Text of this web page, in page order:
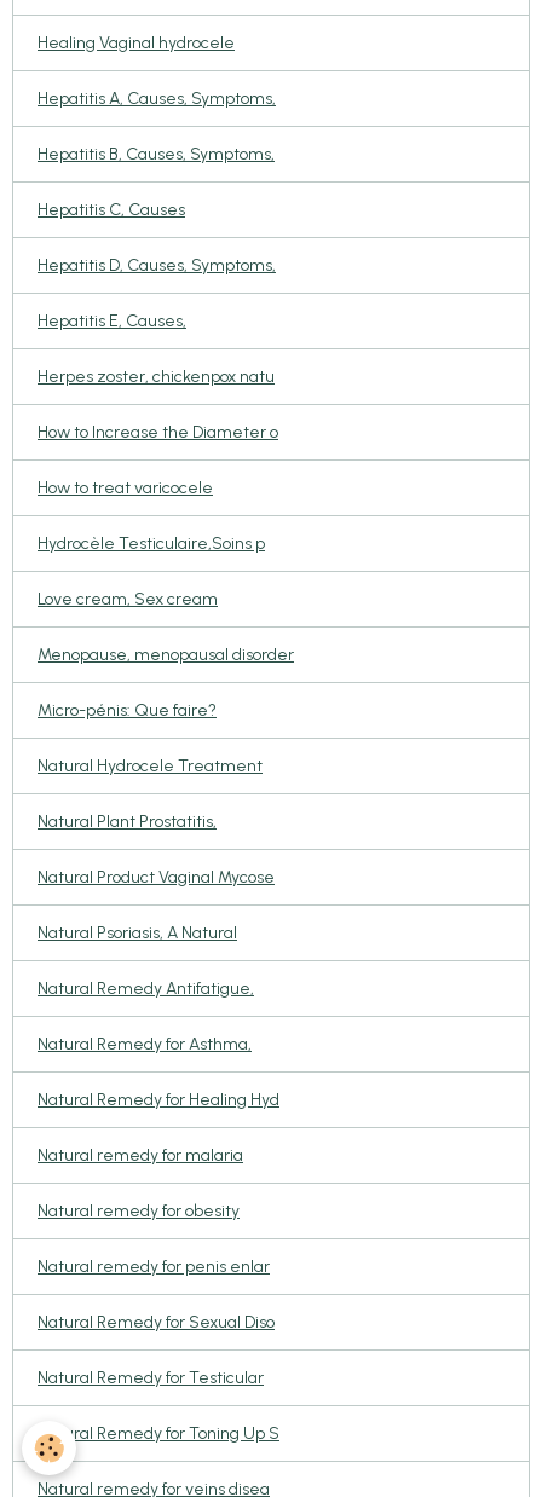
Healing Vaginal hydrocele
Hepatitis A, Causes, Symptoms,
Hepatitis B, Causes, Symptoms,
Hepatitis C, Causes
Hepatitis D, Causes, Symptoms,
Hepatitis E, Causes,
Herpes zoster, chickenpox natu
How to Increase the Diameter o
How to treat varicocele
Hydrocèle Testiculaire,Soins p
Love cream, Sex cream
Menopause, menopausal disorder
Micro-pénis: Que faire?
Natural Hydrocele Treatment
Natural Plant Prostatitis,
Natural Product Vaginal Mycose
Natural Psoriasis, A Natural
Natural Remedy Antifatigue,
Natural Remedy for Asthma,
Natural Remedy for Healing Hyd
Natural remedy for malaria
Natural remedy for obesity
Natural remedy for penis enlar
Natural Remedy for Sexual Diso
Natural Remedy for Testicular
Natural Remedy for Toning Up S
Natural remedy for veins disea